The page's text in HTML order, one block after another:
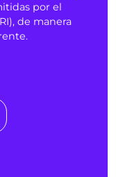
por el
de manera